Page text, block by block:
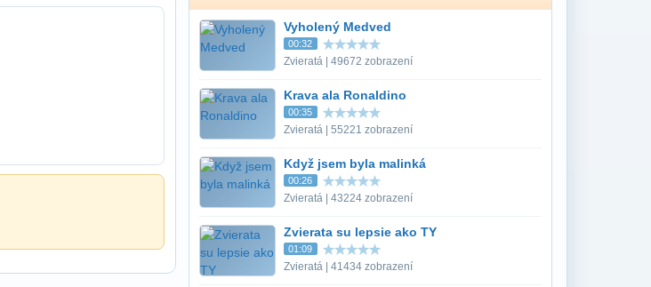
Vyholený Medved
00:32
Zvieratá | 49672 zobrazení
Krava ala Ronaldino
00:35
Zvieratá | 55221 zobrazení
Když jsem byla malinká
00:26
Zvieratá | 43224 zobrazení
Zvierata su lepsie ako TY
01:09
Zvieratá | 41434 zobrazení